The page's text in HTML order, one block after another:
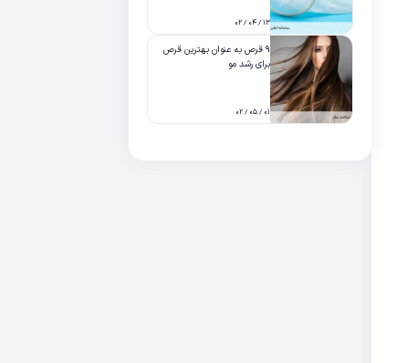
۱۳ / ۰۴ / ۰۲
۹ قرص به عنوان بهترین قرص
برای رشد مو
۰۱ / ۰۵ / ۰۲